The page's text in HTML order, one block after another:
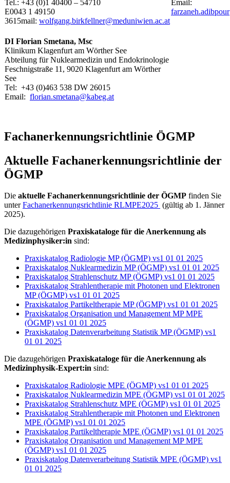
Tel.: +43 (0)1 40400 – 54710
E0043 1 49150
3615mail: wolfgang.birkfellner@meduniwien.ac.at
Email:
DI Florian Smetana, Msc
Klinikum Klagenfurt am Wörther See
Abteilung für Nuklearmedizin und Endokrinologie
Feschnigstraße 11, 9020 Klagenfurt am Wörther
See
Tel: +43 (0)463 538 DW 26015
Email: florian.smetana@kabeg.at
Fachanerkennungsrichtlinie ÖGMP
Aktuelle Fachanerkennungsrichtlinie der
ÖGMP
Die aktuelle Fachanerkennungsrichtlinie der ÖGMP finden Sie
unterFachanerkennungsrichtlinie RLMPE2025 (gültig ab 1. Jänner
2025).
Die dazugehörigen Praxiskataloge für die Anerkennung als
Medizinphysiker:in sind:
Praxiskatalog Radiologie MP (ÖGMP) vs1 01 01 2025
Praxiskatalog Nuklearmedizin MP (ÖGMP) vs1 01 01 2025
Praxiskatalog Strahlenschutz MP (ÖGMP) vs1 01 01 2025
Praxiskatalog Strahlentherapie mit Photonen und Elektronen
MP (ÖGMP) vs1 01 01 2025
Praxiskatalog Partikeltherapie MP (ÖGMP) vs1 01 01 2025
Praxiskatalog Organisation und Management MP MPE
(ÖGMP) vs1 01 01 2025
Praxiskatalog Datenverarbeitung Statistik MP (ÖGMP) vs1
01 01 2025
Die dazugehörigen Praxiskataloge für die Anerkennung als
Medizinphysik-Expert:in sind:
Praxiskatalog Radiologie MPE (ÖGMP) vs1 01 01 2025
Praxiskatalog Nuklearmedizin MPE (ÖGMP) vs1 01 01 2025
Praxiskatalog Strahlenschutz MPE (ÖGMP) vs1 01 01 2025
Praxiskatalog Strahlentherapie mit Photonen und Elektronen
MPE (ÖGMP) vs1 01 01 2025
Praxiskatalog Partikeltherapie MPE (ÖGMP) vs1 01 01 2025
Praxiskatalog Organisation und Management MP MPE
(ÖGMP) vs1 01 01 2025
Praxiskatalog Datenverarbeitung Statistik MPE (ÖGMP) vs1
01 01 2025